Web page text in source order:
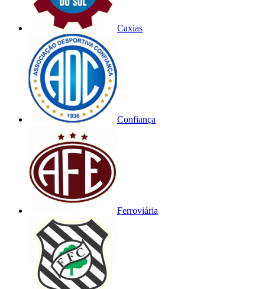
Caxias
Confiança
Ferroviária